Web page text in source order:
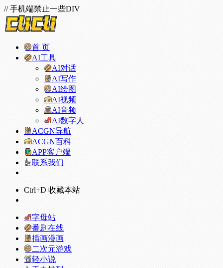
// 手机端禁止一些DIV
首 页
AI工具
AI对话
AI写作
AI绘图
AI视频
AI音频
AI数字人
ACGN导航
ACGN百科
APP客户端
联系我们
Ctrl+D 收藏本站
字母站
番剧在线
插画漫画
二次元游戏
轻小说